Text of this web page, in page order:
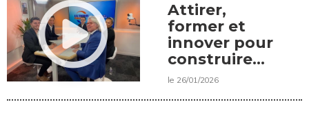
Attirer,
former et
innover pour
construire
l'avenir
le 26/01/2026